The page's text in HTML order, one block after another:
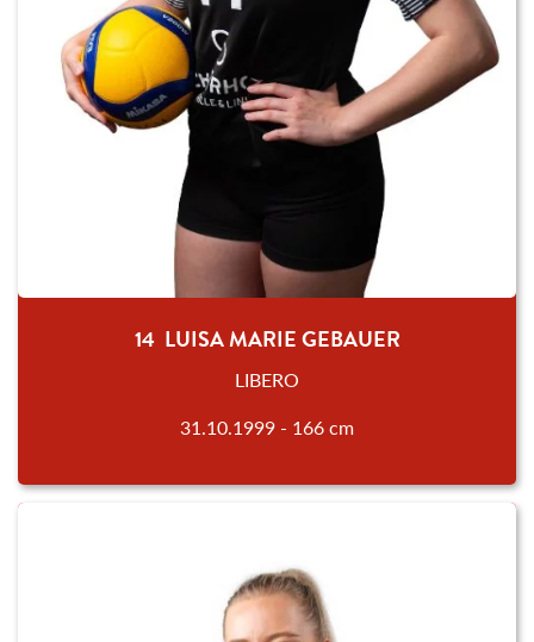
14 LUISA MARIE GEBAUER
LIBERO
31.10.1999 - 166 cm